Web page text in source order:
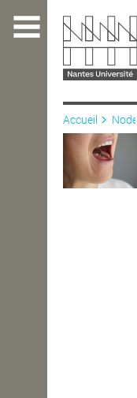
contenu
L'ÉCOLE
Accueil Node